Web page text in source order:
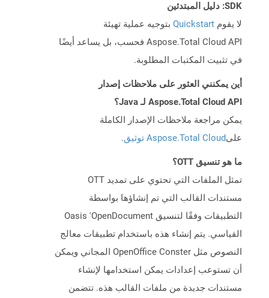
SDK: دليل المبتدئين
لا يقوم Quickstart بتوجيه عملية تهيئة
Aspose.Total Cloud API فحسب، بل يساعد أيضًا
في تثبيت المكتبات المطلوبة.
أين يمكنني العثور على ملاحظات إصدار
Aspose.Total Cloud API لـ Java؟
يمكن مراجعة ملاحظات الإصدار الكاملة
علىAspose.Total Cloud توثيق .
ما هو تنسيق OTT؟
تمثل الملفات التي تحتوي على تمديد OTT
مستندات القالب التي تم إنشاؤها بواسطة
التطبيقات وفقًا لتنسيق Oasis 'OpenDocument
القياسي. يتم إنشاء هذه باستخدام تطبيقات معالج
النصوص مثل OpenOffice Conster المجاني ويمكن
أن تستوعب إعدادات يمكن استخدامها لإنشاء
مستندات جديدة من ملفات القالب هذه. تتضمن